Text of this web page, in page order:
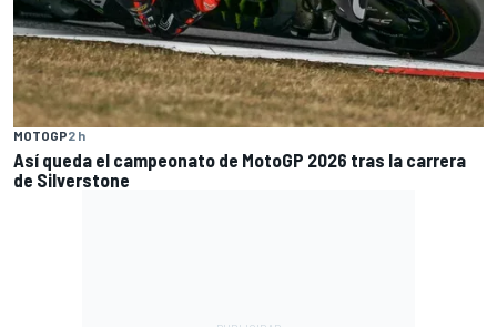
MOTOGP2 h
Así queda el campeonato de MotoGP 2026 tras la carrera
de Silverstone